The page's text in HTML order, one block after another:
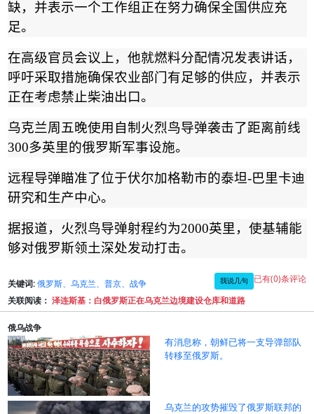
缺，并表示一个工作组正在努力确保全国供应充
足。
在高级官员会议上，他就燃料分配情况发表讲话，
呼吁采取措施确保农业部门有足够的供应，并表示
正在考虑禁止柴油出口。
乌克兰周五晚使用自制火烈鸟导弹袭击了距离前线
300多英里的俄罗斯军事设施。
远程导弹瞄准了位于伏尔加格勒市的泰坦-巴里卡迪
研究和生产中心。
据报道，火烈鸟导弹射程约为2000英里，使基辅能
够对俄罗斯领土深处发动打击。
关键词: 俄罗斯、乌克兰、普京、战争 我说几句 已有(0)条评论
关联阅读： 泽连斯基：白俄罗斯正在乌克兰边境建设仓库和道路
俄乌战争
有消息称，朝鲜已将一支导弹部队
转移至俄罗斯。
乌克兰的攻势摧毁了俄罗斯联邦的